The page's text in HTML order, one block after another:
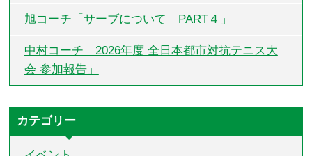
旭コーチ「サーブについて PART４」
中村コーチ「2026年度 全日本都市対抗テニス大
会 参加報告」
カテゴリー